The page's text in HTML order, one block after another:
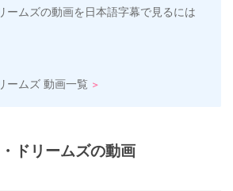
ームズの動画を日本語字幕で見るには
ームズ 動画一覧
ドリームズの動画